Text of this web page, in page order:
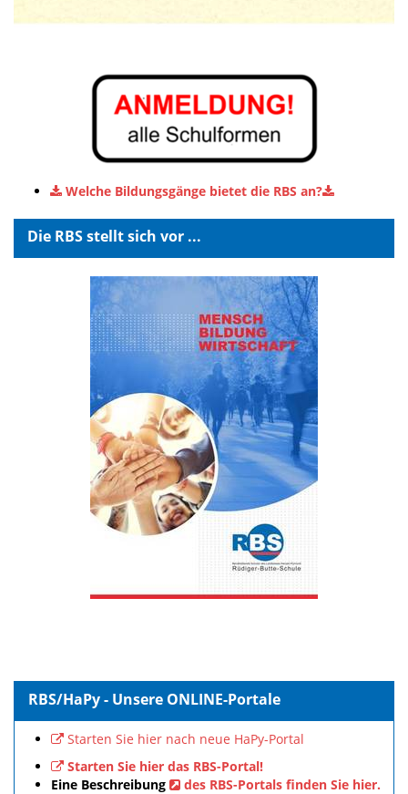
Welche Bildungsgänge bietet die RBS an?
Die RBS stellt sich vor ...
RBS/HaPy - Unsere ONLINE-Portale
Starten Sie hier nach neue HaPy-Portal
Starten Sie hier das RBS-Portal!
Eine Beschreibung
des RBS-Portals finden Sie hier.